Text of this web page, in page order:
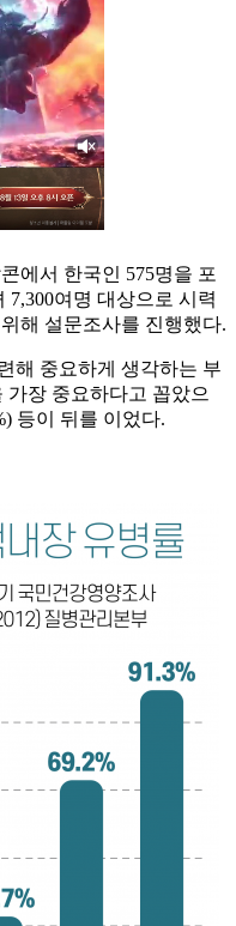
에서 한국인 575명을 포
7,300여명 대상으로 시력
해 설문조사를 진행했다.
해 중요하게 생각하는 부
가장 중요하다고 꼽았으
등이 뒤를 이었다.